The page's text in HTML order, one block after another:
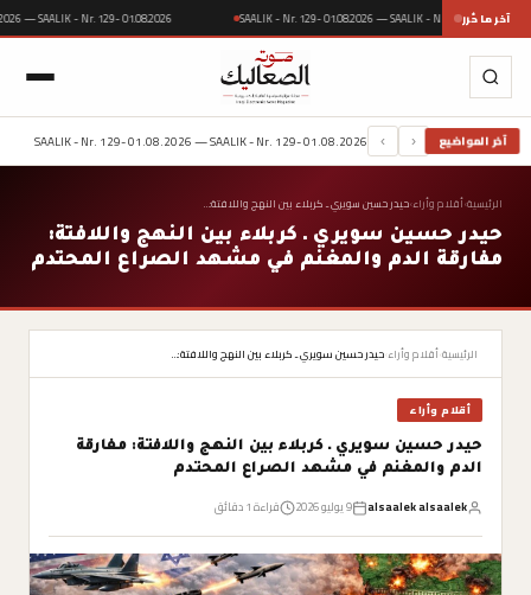
آخر ما حُرر — SAALIK - Nr. 129- 01.08.2026 SAALIK - Nr. 129- 01.08.2026 — SAALIK - Nr. 129-
آخر المواضيع ‹
›
SAALIK - Nr. 129- 01.08.2026 — SAALIK - Nr. 129- 01.08.2026
الرئيسية›أقلام وأراء›حيدر حسين سويري ـ كربلاء بين النهج واللافتة:…
حيدر حسين سويري ـ كربلاء بين النهج واللافتة:
مفارقة الدم والمغنم في مشهد الصراع المحتدم
الرئيسية›أقلام وأراء›حيدر حسين سويري ـ كربلاء بين النهج واللافتة:…
أقلام وأراء
حيدر حسين سويري ـ كربلاء بين النهج واللافتة: مفارقة
الدم والمغنم في مشهد الصراع المحتدم
alsaalek alsaalek 9 يوليو 2026 قراءة 1 دقائق